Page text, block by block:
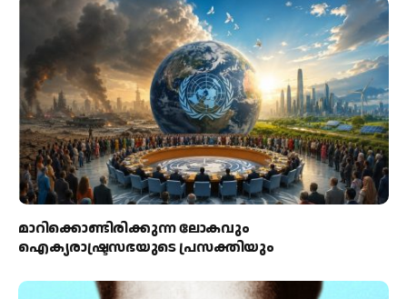
മാറിക്കൊണ്ടിരിക്കുന്ന ലോകവും
ഐക്യരാഷ്ട്രസഭയുടെ പ്രസക്തിയും